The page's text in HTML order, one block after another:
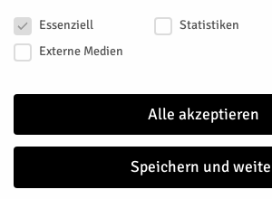
Twitter
Essenziell
Statistiken
Externe Medien
Alle akzeptieren
Speichern und